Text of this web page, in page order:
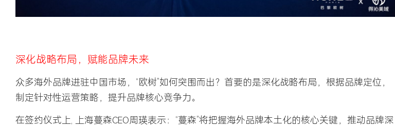
深化战略布局，赋能品牌未来
众多海外品牌进驻中国市场，“欧树”如何突围而出？首要的是深化战略布局，根据品牌定位，
制定针对性运营策略，提升品牌核心竞争力。
在签约仪式上, 上海蔓森CEO周瑛表示：“蔓森”将把握海外品牌本土化的核心关键，推动品牌深